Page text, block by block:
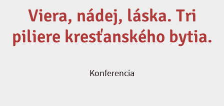
Viera, nádej, láska. Tri
piliere kresťanského bytia.
Konferencia